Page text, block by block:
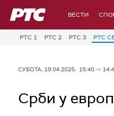
РТС ВЕСТИ
РТС 1 РТС 2 РТС 3 РТС
СУБОТА, 19.04.2025, 15:40 ->
Срби у